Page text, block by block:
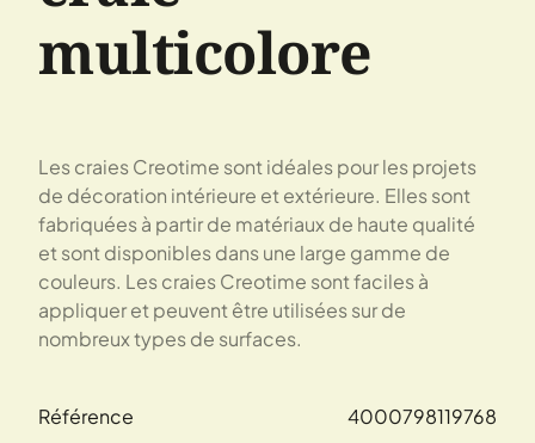
multicolore
Les craies Creotime sont idéales pour les projets
de décoration intérieure et extérieure. Elles sont
fabriquées à partir de matériaux de haute qualité
et sont disponibles dans une large gamme de
couleurs. Les craies Creotime sont faciles à
appliquer et peuvent être utilisées sur de
nombreux types de surfaces.
Référence 4000798119768